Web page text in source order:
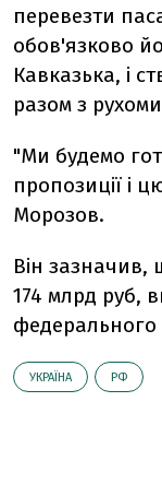
перевезти
обов'язково
Кавказька, і
разом з
"Ми будемо
пропозиції і
Морозов.
Він зазначив,
174 млрд руб,
УКРАЇНА РФ